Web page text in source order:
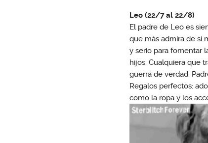
Leo (22/7 al 22/8)
El padre de Leo es
que más admira de sí
y serio para fomentar
hijos. Cualquiera que
guerra de verdad.
Regalos perfectos:
como la ropa y los